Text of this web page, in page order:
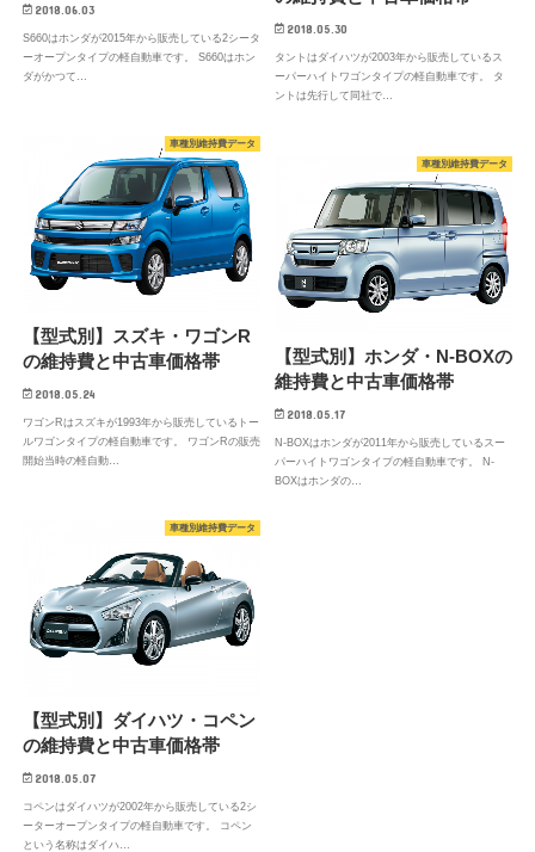
2018.06.03
S660はホンダが2015年から販売している2シータ
ーオープンタイプの軽自動車です。 S660はホン
ダがかつて…
2018.05.30
タントはダイハツが2003年から販売しているス
ーパーハイトワゴンタイプの軽自動車です。 タ
ントは先行して同社で…
車種別維持費データ
【型式別】スズキ・ワゴンR
の維持費と中古車価格帯
2018.05.24
ワゴンRはスズキが1993年から販売しているトー
ルワゴンタイプの軽自動車です。 ワゴンRの販売
開始当時の軽自動…
車種別維持費データ
【型式別】ホンダ・N-BOXの
維持費と中古車価格帯
2018.05.17
N-BOXはホンダが2011年から販売しているスー
パーハイトワゴンタイプの軽自動車です。 N-
BOXはホンダの…
車種別維持費データ
【型式別】ダイハツ・コペン
の維持費と中古車価格帯
2018.05.07
コペンはダイハツが2002年から販売している2シ
ーターオープンタイプの軽自動車です。 コペン
という名称はダイハ…